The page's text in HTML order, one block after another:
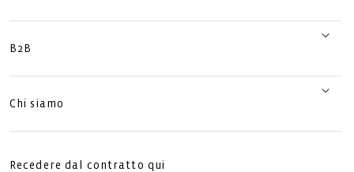
B2B
Chi siamo
Recedere dal contratto qui